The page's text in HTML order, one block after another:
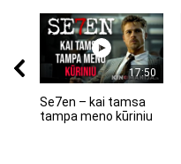
17:50
Se7en – kai tamsa
tampa meno kūriniu